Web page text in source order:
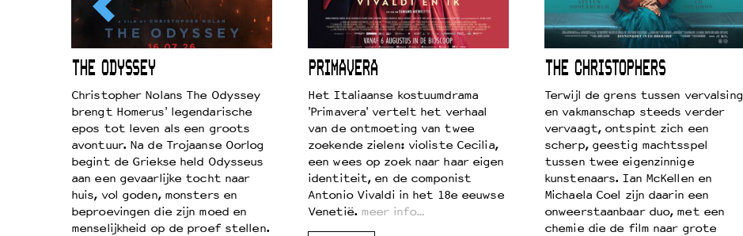
THE ODYSSEY
Christopher Nolans The Odyssey
brengt Homerus' legendarische
epos tot leven als een groots
avontuur. Na de Trojaanse Oorlog
begint de Griekse held Odysseus
aan een gevaarlijke tocht naar
huis, vol goden, monsters en
beproevingen die zijn moed en
menselijkheid op de proef stellen.
PRIMAVERA
Het Italiaanse kostuumdrama
'Primavera' vertelt het verhaal
van de ontmoeting van twee
zoekende zielen: violiste Cecilia,
een wees op zoek naar haar eigen
identiteit, en de componist
Antonio Vivaldi in het 18e eeuwse
Venetië. meer info…
THE CHRISTOPHERS
Terwijl de grens tussen vervalsing
en vakmanschap steeds verder
vervaagt, ontspint zich een
scherp, geestig machtsspel
tussen twee eigenzinnige
kunstenaars. Ian McKellen en
Michaela Coel zijn daarin een
onweerstaanbaar duo, met een
chemie die de film naar grote